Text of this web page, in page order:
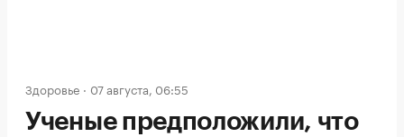
Здоровье 07 августа, 06:55
Ученые предположили, что